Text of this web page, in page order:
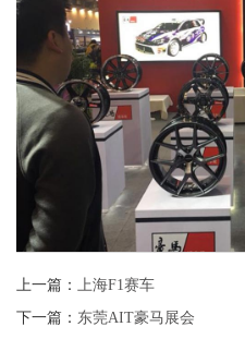
上一篇：
上海F1赛车
下一篇： 东莞AIT豪马展会